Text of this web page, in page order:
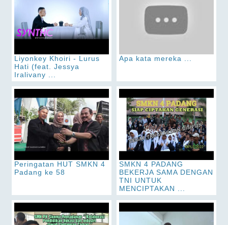
Liyonkey Khoiri - Lurus
Hati (feat. Jessya
Iralivany ...
Apa kata mereka ...
Peringatan HUT SMKN 4
Padang ke 58
SMKN 4 PADANG
BEKERJA SAMA DENGAN
TNI UNTUK
MENCIPTAKAN ...